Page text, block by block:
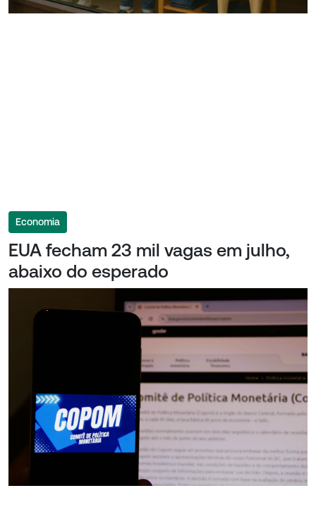
Economia
EUA fecham 23 mil vagas em julho,
abaixo do esperado